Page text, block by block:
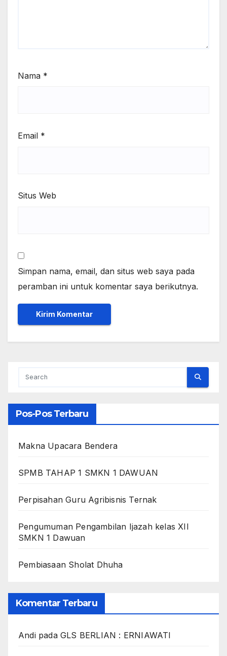
Nama *
Email *
Situs Web
Simpan nama, email, dan situs web saya pada
peramban ini untuk komentar saya berikutnya.
Pos-Pos Terbaru
Makna Upacara Bendera
SPMB TAHAP 1 SMKN 1 DAWUAN
Perpisahan Guru Agribisnis Ternak
Pengumuman Pengambilan Ijazah kelas XII
SMKN 1 Dawuan
Pembiasaan Sholat Dhuha
Komentar Terbaru
AndipadaGLS BERLIAN : ERNIAWATI